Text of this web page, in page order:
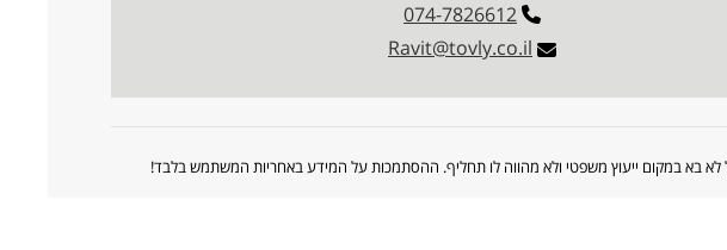
074-7826612
Ravit@tovly.co.il
לא בא במקום ייעוץ משפטי ולא מהווה לו תחליף. ההסתמכות על המידע באחריות המשתמש בלבד!